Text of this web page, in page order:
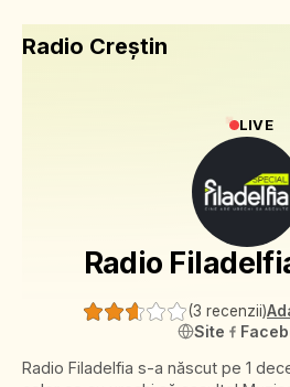
Radio Creștin
LIVE
Radio
(3 recenzii)
Site
Radio Filadelfia s-a născut pe 1